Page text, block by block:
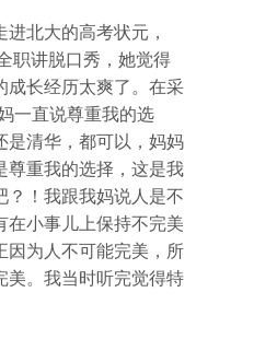
北大的高考状元，
职讲脱口秀，她觉得
成长经历太爽了。在采
一直说尊重我的选
是清华，都可以，妈妈
尊重我的选择，这是我
？！我跟我妈说人是不
在小事儿上保持不完美
因为人不可能完美，所
美。我当时听完觉得特